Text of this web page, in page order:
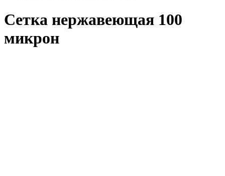
Сетка нержавеющая 100
микрон